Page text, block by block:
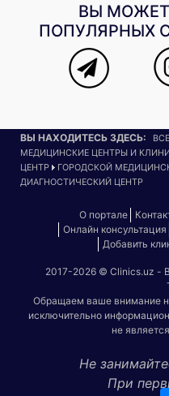
ВЫ
ПОПУЛЯРНЫХ
ВЫ НАХОДИТЕСЬ ЗДЕСЬ:
МЕДИЦИНСКИЕ ЦЕНТРЫ И
ЦЕНТР
ГОРОДСКОЙ
ДИАГНОСТИЧЕСКИЙ ЦЕНТР
О портале
Онлайн консультация
Добавить
2017-2026 © Clinics.uz -
Обращаем ваше внимание
исключительно
не
Не
При